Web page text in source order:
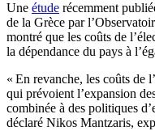
Une étude récemment
de la Grèce par
montré que les coûts de
la dépendance du pays à
« En revanche, les coûts de
qui prévoient l’expansion
combinée à des politiques
déclaré Nikos Mantzaris,